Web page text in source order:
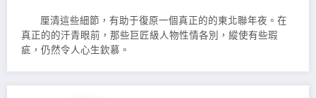
厘清這些細節，有助于復原一個真正的的東北聯年夜。在
真正的的汗青眼前，那些巨匠級人物性情各別，縱使有些瑕
疵，仍然令人心生欽慕。